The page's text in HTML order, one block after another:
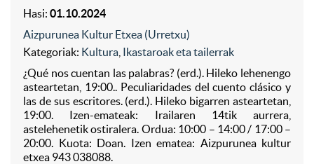
Hasi: 01.10.2024
Aizpurunea Kultur Etxea (Urretxu)
Kategoriak: Kultura Ikastaroak eta tailerrak
¿Qué nos cuentan las palabras? (erd.). Hileko lehenengo
asteartetan, 19:00.. Peculiaridades del cuento clásico y
las de sus escritores. (erd.). Hileko bigarren asteartetan,
19:00. Izen-emateak: Irailaren 14tik aurrera,
astelehenetik ostiralera. Ordua: 10:00 – 14:00 / 17:00 –
20:00. Kuota: Doan. Izen ematea: Aizpurunea kultur
etxea 943 038088.